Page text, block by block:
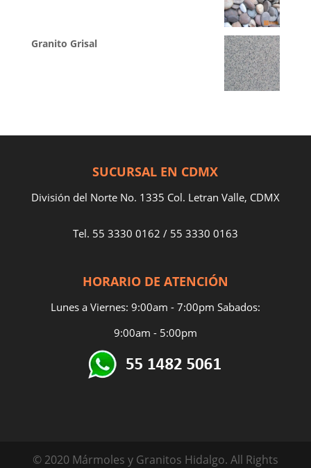
Granito Grisal
SUCURSAL EN CDMX
División del Norte No. 1335 Col. Letran Valle, CDMX
Tel. 55 3330 0162 / 55 3330 0163
HORARIO DE ATENCIÓN
Lunes a Viernes: 9:00am - 7:00pm Sabados:
9:00am - 5:00pm
© 2020 Mármoles y Granitos Hidalgo. All Rights